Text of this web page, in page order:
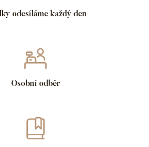
odesíláme každý den
Osobní odběr